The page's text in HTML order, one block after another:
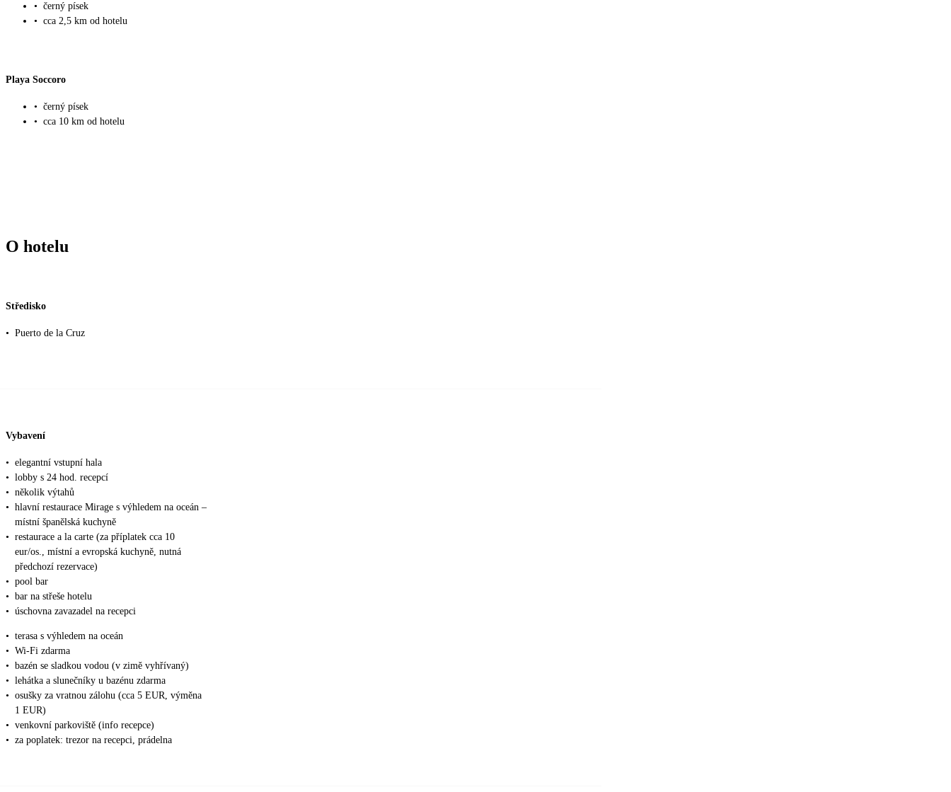
• černý písek
• cca 2,5 km od hotelu
Playa Soccoro
• černý písek
• cca 10 km od hotelu
O hotelu
Středisko
• Puerto de la Cruz
Vybavení
• elegantní vstupní hala
• lobby s 24 hod. recepcí
• několik výtahů
• hlavní restaurace Mirage s výhledem na oceán –
místní španělská kuchyně
• restaurace a la carte (za příplatek cca 10
eur/os., místní a evropská kuchyně, nutná
předchozí rezervace)
• pool bar
• bar na střeše hotelu
• úschovna zavazadel na recepci
• terasa s výhledem na oceán
• Wi-Fi zdarma
• bazén se sladkou vodou (v zimě vyhřívaný)
• lehátka a slunečníky u bazénu zdarma
• osušky za vratnou zálohu (cca 5 EUR, výměna
1 EUR)
• venkovní parkoviště (info recepce)
• za poplatek: trezor na recepci, prádelna